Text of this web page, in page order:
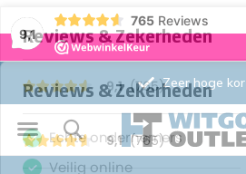
9,1
765 Reviews
Zeer hoge